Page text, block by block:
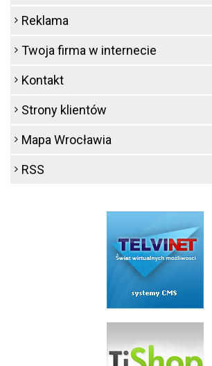
Reklama
Twoja firma w internecie
Kontakt
Strony klientów
Mapa Wrocławia
RSS